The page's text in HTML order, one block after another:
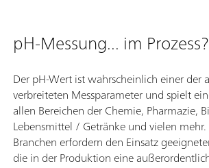
pH-Messung... im Prozess?
Der pH-Wert ist wahrscheinlich einer der
verbreiteten Messparameter und spielt
allen Bereichen der Chemie, Pharmazie,
Lebensmittel / Getränke und vielen
Branchen erfordern den Einsatz
die in der Produktion eine